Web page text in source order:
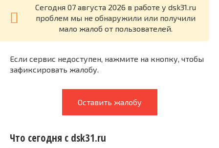
Cегодня 07 августа 2026 в работе у dsk31.ru
проблем мы не обнаружили или получили
мало жалоб от пользователей.
Если сервис недоступен, нажмите на кнопку, чтобы
зафиксировать жалобу.
Оставить жалобу
Что сегодня с dsk31.ru